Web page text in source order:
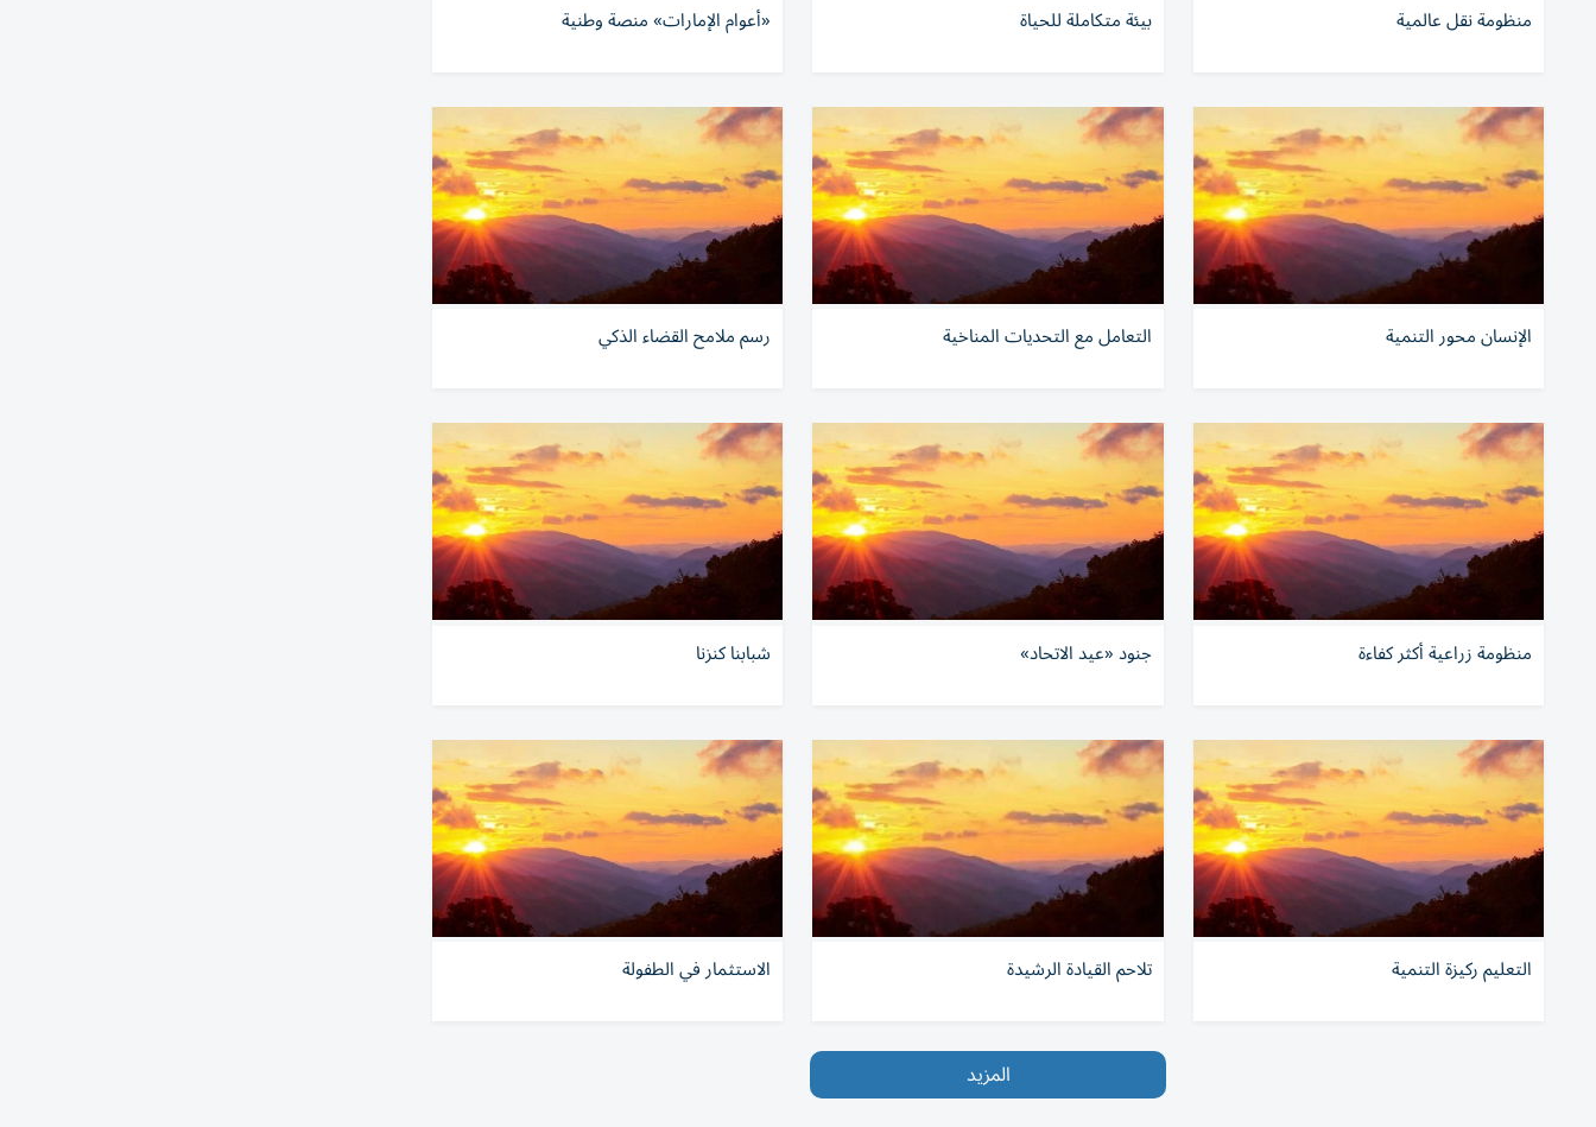
منظومة نقل عالمية بيئة متكاملة للحياة «أعوام الإمارات» منصة وطنية
الإنسان محور التنمية التعامل مع التحديات المناخية رسم ملامح القضاء الذكي
منظومة زراعية أكثر كفاءة جنود «عيد الاتحاد» شبابنا كنزنا
التعليم ركيزة التنمية تلاحم القيادة الرشيدة الاستثمار في الطفولة
المزيد